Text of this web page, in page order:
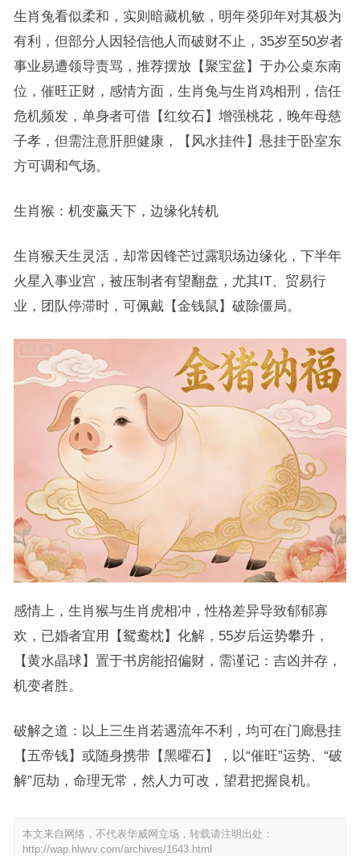
生肖兔看似柔和，实则暗藏机敏，明年癸卯年对其极为
有利，但部分人因轻信他人而破财不止，35岁至50岁者
事业易遭领导责骂，推荐摆放【聚宝盆】于办公桌东南
位，催旺正财，感情方面，生肖兔与生肖鸡相刑，信任
危机频发，单身者可借【红纹石】增强桃花，晚年母慈
子孝，但需注意肝胆健康，【风水挂件】悬挂于卧室东
方可调和气场。
生肖猴：机变赢天下，边缘化转机
生肖猴天生灵活，却常因锋芒过露职场边缘化，下半年
火星入事业宫，被压制者有望翻盘，尤其IT、贸易行
业，团队停滞时，可佩戴【金钱鼠】破除僵局。
感情上，生肖猴与生肖虎相冲，性格差异导致郁郁寡
欢，已婚者宜用【鸳鸯枕】化解，55岁后运势攀升，
【黄水晶球】置于书房能招偏财，需谨记：吉凶并存，
机变者胜。
破解之道：以上三生肖若遇流年不利，均可在门廊悬挂
【五帝钱】或随身携带【黑曜石】，以“催旺”运势、“破
解”厄劫，命理无常，然人力可改，望君把握良机。
本文来自网络，不代表华威网立场，转载请注明出处：
http://wap.hlwvv.com/archives/1643.html